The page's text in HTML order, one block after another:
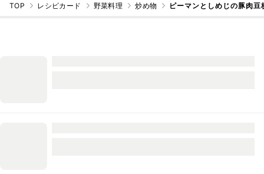
TOP レシピカード 野菜料理 炒め物 ピーマンとしめじの豚肉